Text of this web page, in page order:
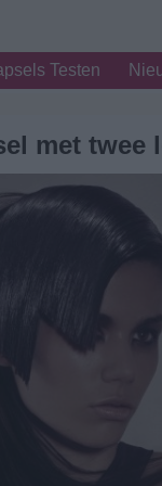
Testen
met twee